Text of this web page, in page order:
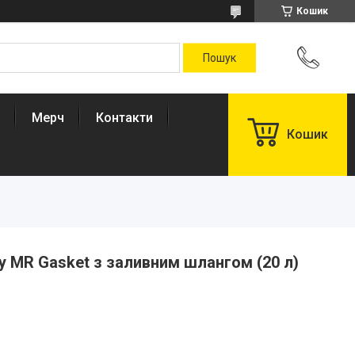
Кошик
Мерч
Контакти
Кошик
MR Gasket з заливним шлангом (20 л)